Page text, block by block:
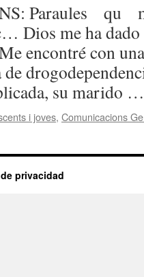
Paraules
me ha dado
encontré con
su marido
i joves, Comunicacions
privacidad